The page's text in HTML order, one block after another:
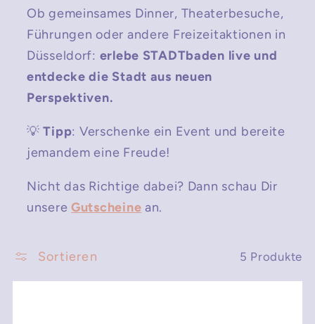
Ob gemeinsames Dinner, Theaterbesuche,
Führungen oder andere Freizeitaktionen in
Düsseldorf: erlebe STADTbaden live und
entdecke die Stadt aus neuen
Perspektiven.
💡Tipp: Verschenke ein Event und bereite
jemandem eine Freude!
Nicht das Richtige dabei? Dann schau Dir
unsereGutscheine an.
Sortieren 5 Produkte